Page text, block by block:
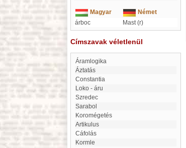
Magyar
Német
árboc
Mast (r)
Címszavak véletlenül
Áramlogika
Áztatás
Constantia
loko - áru
Szredec
Sarabol
Koromégetés
artikulus
Cáfolás
Kormle